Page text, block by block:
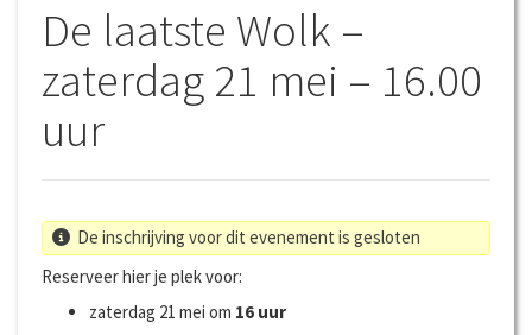
De laatste Wolk –
zaterdag 21 mei – 16.00
uur
De inschrijving voor dit evenement is gesloten
Reserveer hier je plek voor:
zaterdag 21 mei om 16 uur